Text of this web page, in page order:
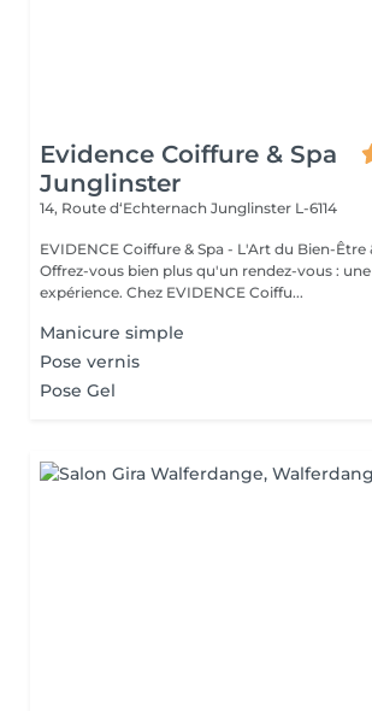
Evidence Coiffure & Spa
Junglinster
14, Route d‘Echternach Junglinster L-6114
EVIDENCE Coiffure & Spa - L'Art du Bien-Être
Offrez-vous bien plus qu'un rendez-vous :
expérience. Chez EVIDENCE Coiffu...
Manicure simple
Pose vernis
Pose Gel